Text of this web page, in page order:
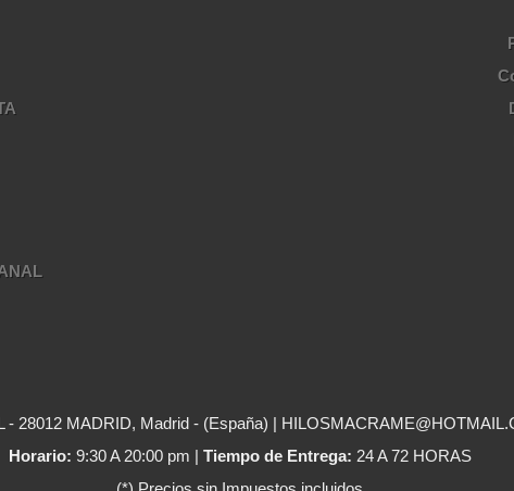
28012 MADRID, Madrid - (España) |
Horario: 9:30 A 20:00 pm | Tiempo de Entrega: 24 A 72 HORAS